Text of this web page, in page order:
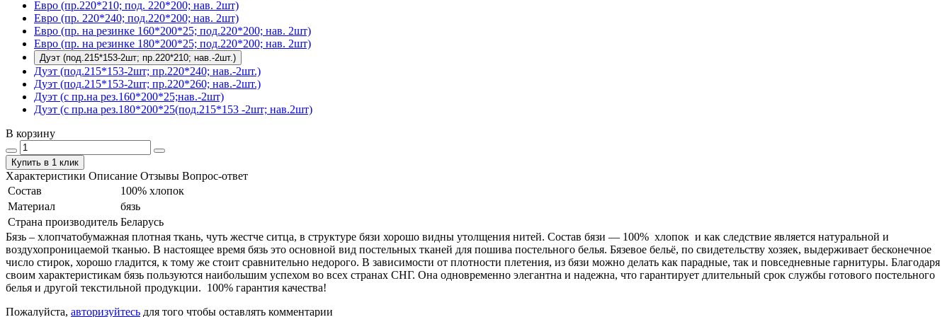
Евро (пр.220*210; под. 220*200; нав. 2шт)
Евро (пр. 220*240; под.220*200; нав. 2шт)
Евро (пр. на резинке 160*200*25; под.220*200; нав. 2шт)
Евро (пр. на резинке 180*200*25; под.220*200; нав. 2шт)
Дуэт (под.215*153-2шт; пр.220*210; нав.-2шт.)
Дуэт (под.215*153-2шт; пр.220*240; нав.-2шт.)
Дуэт (под.215*153-2шт; пр.220*260; нав.-2шт.)
Дуэт (с пр.на рез.160*200*25;нав.-2шт)
Дуэт (с пр.на рез.180*200*25(под.215*153 -2шт; нав.2шт)
В корзину
Купить в 1 клик
Характеристики Описание Отзывы Вопрос-ответ
Состав
100% хлопок
Материал
бязь
Страна производитель Беларусь
Бязь – хлопчатобумажная плотная ткань, чуть жестче ситца, в структуре бязи хорошо видны утолщения нитей. Состав бязи ― 100% хлопок и как следствие является натуральной и
воздухопроницаемой тканью. В настоящее время бязь это основной вид постельных тканей для пошива постельного белья. Бязевое бельё, по свидетельству хозяек, выдерживает бесконечное
число стирок, хорошо гладится, к тому же стоит сравнительно недорого. В зависимости от плотности плетения, из бязи можно делать как парадные, так и повседневные гарнитуры. Благодаря
своим характеристикам бязь пользуются наибольшим успехом во всех странах СНГ. Она одновременно элегантна и надежна, что гарантирует длительный срок службы готового постельного
белья и другой текстильной продукции. 100% гарантия качества!
Пожалуйста, авторизуйтесь для того чтобы оставлять комментарии